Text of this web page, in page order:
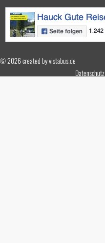
© 2026 created byvistabus.de
Datenschutz